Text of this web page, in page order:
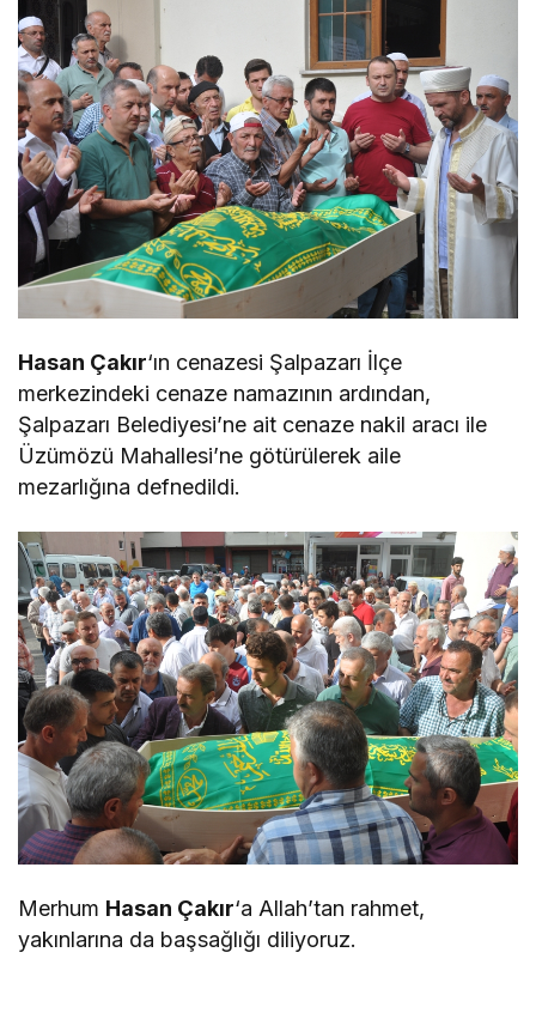
Hasan Çakır‘ın cenazesi Şalpazarı İlçe
merkezindeki cenaze namazının ardından,
Şalpazarı Belediyesi’ne ait cenaze nakil aracı ile
Üzümözü Mahallesi’ne götürülerek aile
mezarlığına defnedildi.
Merhum Hasan Çakır‘a Allah’tan rahmet,
yakınlarına da başsağlığı diliyoruz.